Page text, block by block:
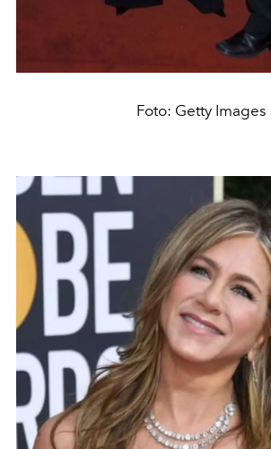
Foto: Getty Images